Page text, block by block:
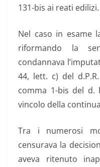
131-bis ai reati edilizi.
Nel caso in esame
riformando la
condannava
44, lett. c) del
comma 1-bis del d.
vincolo della
Tra i numerosi
censurava la
aveva ritenuto